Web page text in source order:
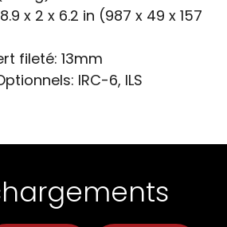
x 2 x 6.2 in (987 x 49 x 157
fileté: 13mm
IRC-6, ILS